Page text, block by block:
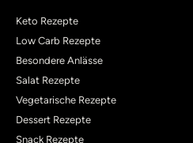
Keto Rezepte
Low Carb Rezepte
Besondere Anlässe
Salat Rezepte
Vegetarische Rezepte
Dessert Rezepte
Snack Rezepte